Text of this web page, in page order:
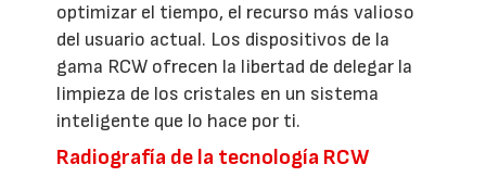
optimizar el tiempo, el recurso más valioso
del usuario actual. Los dispositivos de la
gama RCW ofrecen la libertad de delegar la
limpieza de los cristales en un sistema
inteligente que lo hace por ti.
Radiografía de la tecnología RCW